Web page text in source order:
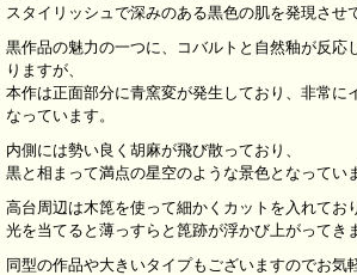
スタイリッシュで深みのある黒色の肌を発現させ
黒作品の魅力の一つに、コバルトと自然釉が反応
りますが、
本作は正面部分に青窯変が発生しており、非常に
なっています。
内側には勢い良く胡麻が飛び散っており、
黒と相まって満点の星空のような景色となってい
高台周辺は木箆を使って細かくカットを入れてお
光を当てると薄っすらと箆跡が浮かび上がってき
同型の作品や大きいタイプもございますのでお気